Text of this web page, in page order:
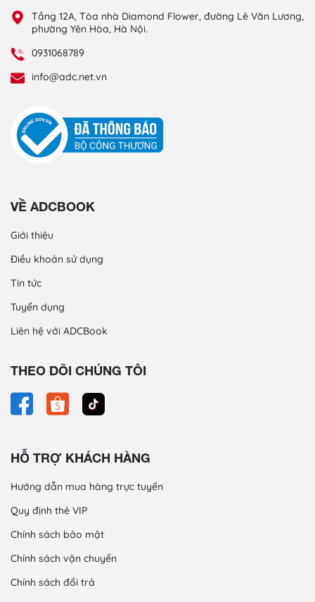
Tầng 12A, Tòa nhà Diamond Flower, đường Lê Văn Lương,
phường Yên Hòa, Hà Nội.
0931068789
info@adc.net.vn
VỀ ADCBOOK
Giới thiệu
Điều khoản sử dụng
Tin tức
Tuyển dụng
Liên hệ với ADCBook
THEO DÕI CHÚNG TÔI
HỖ TRỢ KHÁCH HÀNG
Hướng dẫn mua hàng trực tuyến
Quy định thẻ VIP
Chính sách bảo mật
Chính sách vận chuyển
Chính sách đổi trả